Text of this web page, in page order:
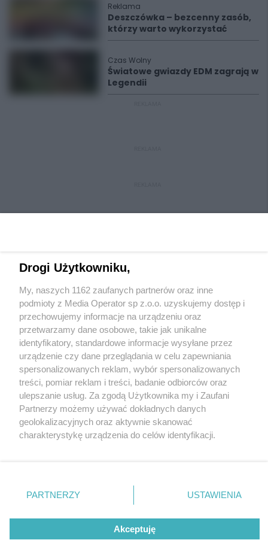
Reklama
Deszczówka – bezcenny zasób,
którzy warto wykorzystać
Czas Wolny
Światowe gwiazdy EDM zagrają w
Legendii
Wydawca mediówlokalnych
Nie zapomnij
zapoznać się z:
polityką prywatności regulamin korzystania z portali
Twojemiasto
Piekary Śląskie
Chorzów
Tarnowskie Góry
Gliwice
Skontakuj sięz nami
Kontakt
Wydawca
Redakcja
Drogi Użytkowniku,
My, naszych 1162 zaufanych partnerów oraz inne
podmioty z Media Operator sp z.o.o. uzyskujemy dostęp i
przechowujemy informacje na urządzeniu oraz
przetwarzamy dane osobowe, takie jak unikalne
identyfikatory, standardowe informacje wysyłane przez
urządzenie czy dane przeglądania w celu zapewniania
spersonalizowanych reklam, wybór spersonalizowanych
treści, pomiar reklam i treści, badanie odbiorców oraz
ulepszanie usług. Za zgodą Użytkownika my i Zaufani
Partnerzy możemy używać dokładnych danych
geolokalizacyjnych oraz aktywnie skanować
charakterystykę urządzenia do celów identyfikacji.
zmienić/wycofać klikając przycisk ustawień prywatności
znajdujący się w lewym dolnym rogu strony
rodzaje przetwarzania danych nie wymagają zgody
użytkownika, ale masz prawo sprzeciwić się takiemu
PARTNERZY USTAWIENIA
Akceptuję